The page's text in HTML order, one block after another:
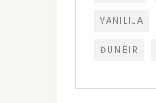
VANILIJA
ĐUMBIR